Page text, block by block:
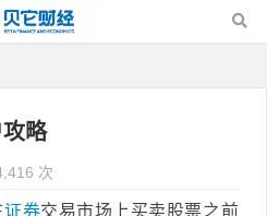
略
次
证券交易市场上买卖股票之前